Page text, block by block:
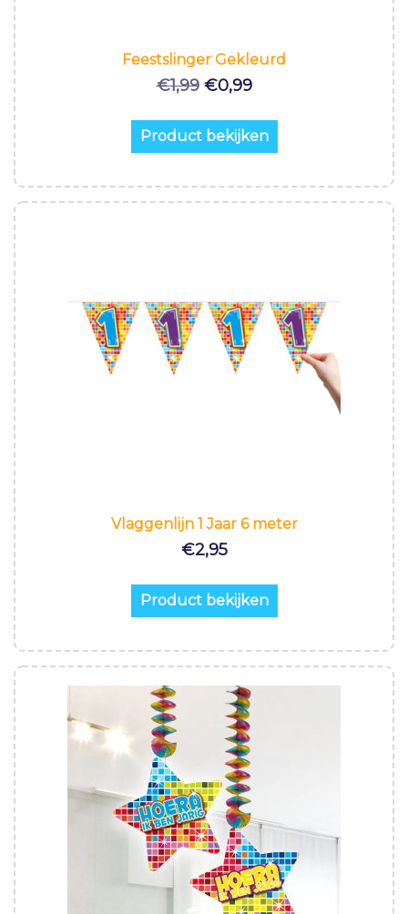
Feestslinger Gekleurd
€1,99 Oorspronkelijke
was:
€1,99.
€0,99Huidige
is:
€0,99.
Product bekijken
Vlaggenlijn 1 Jaar 6 meter
€2,95
Product bekijken